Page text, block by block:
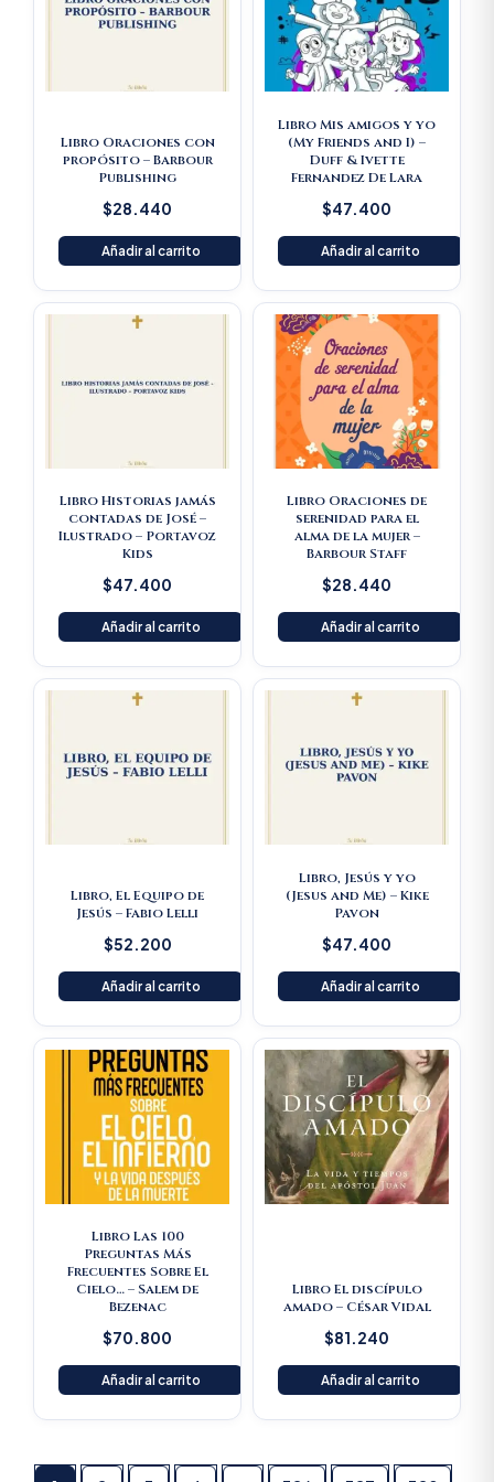
Libro Oraciones con
propósito – Barbour
Publishing
$28.440
Añadir al carrito
Libro Mis amigos y yo
(My Friends and I) –
Duff & Ivette
Fernandez De Lara
$47.400
Añadir al carrito
Libro Historias jamás
contadas de José –
Ilustrado – Portavoz
Kids
$47.400
Añadir al carrito
Libro Oraciones de
serenidad para el
alma de la mujer –
Barbour Staff
$28.440
Añadir al carrito
Libro, El Equipo de
Jesús – Fabio Lelli
$52.200
Añadir al carrito
Libro, Jesús y yo
(Jesus and Me) – Kike
Pavon
$47.400
Añadir al carrito
Libro Las 100
Preguntas Más
Frecuentes Sobre El
Cielo… – Salem de
Bezenac
$70.800
Añadir al carrito
Libro El discípulo
amado – César Vidal
$81.240
Añadir al carrito